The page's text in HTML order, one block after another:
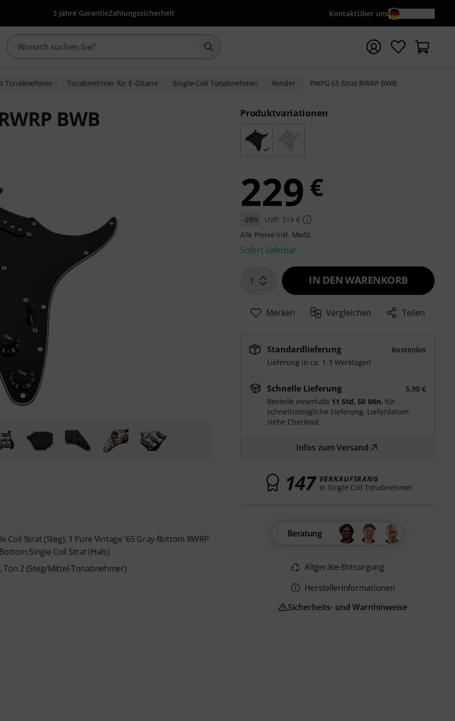
3 Jahre GarantieZahlungssicherheit KontaktÜber uns
Suche mit Suchwort {searchTerm} starten
Tonabnehmer Tonabnehmer für E-Gitarre Single-Coil Tonabnehmer Fender PWPG 65 Strat RWRP BWB
BWB
Strat (Steg), 1 Pure Vintage '65 Gray-Bottom RWRP
Single Coil Strat (Hals)
Ton 2 (Steg/Mittel-Tonabnehmer)
Produktvariationen
229 €
-28%
UVP: 319 €
Alle Preise inkl. MwSt.
Sofort lieferbar
1 IN DEN WARENKORB
Merken Vergleichen Teilen
Standardlieferung
kostenlos
Lieferung in ca. 1-3 Werktagen
Schnelle Lieferung
5,90 €
Bestelle innerhalb 11 Std. 50 Min. für
schnellstmögliche Lieferung. Lieferdatum
siehe Checkout.
Infos zum Versand
147 VERKAUFSRANG
in Single Coil Tonabnehmer
Beratung
Altgeräte-Entsorgung
Herstellerinformationen
Sicherheits- und Warnhinweise